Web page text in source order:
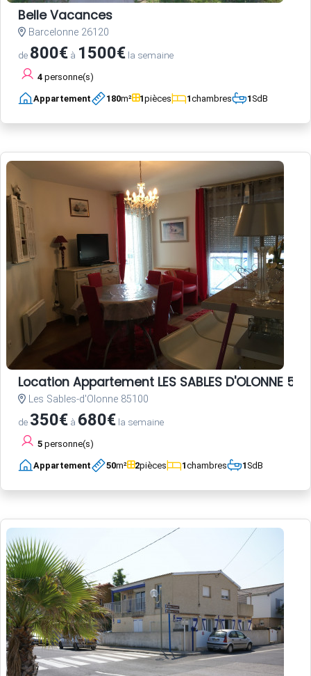
Belle Vacances
Barcelonne 26120
de 800€ à 1500€ la semaine
4 personne(s)
Appartement 180m² 1pièces 1chambres 1SdB
Location Appartement LES SABLES D'OLONNE 5
Les Sables-d'Olonne 85100
de 350€ à 680€ la semaine
5 personne(s)
Appartement 50m² 2pièces 1chambres 1SdB